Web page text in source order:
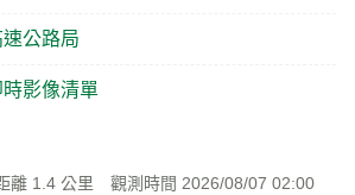
公路局
時影像清單
離 1.4 公里 觀測時間 2026/08/07 02:00